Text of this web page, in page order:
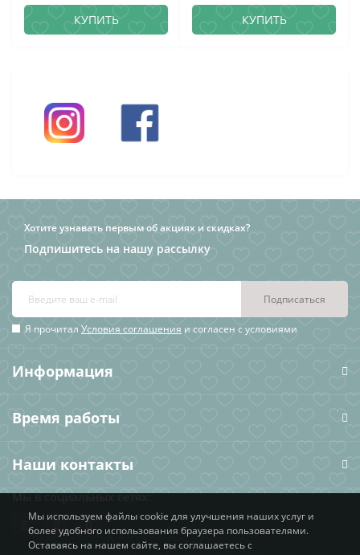
КУПИТЬ КУПИТЬ
Хотите узнавать первым об акциях и скидках?
Подпишитесь на нашу рассылку
Подписаться
Я прочитал Условия соглашения и согласен с условиями
Информация
Время работы
Наши контакты
Мы в социальных сетях:
Мы используем файлы cookie для улучшения наших услуг и
более удобного использования браузера пользователями.
Оставаясь на нашем сайте, вы соглашаетесь с